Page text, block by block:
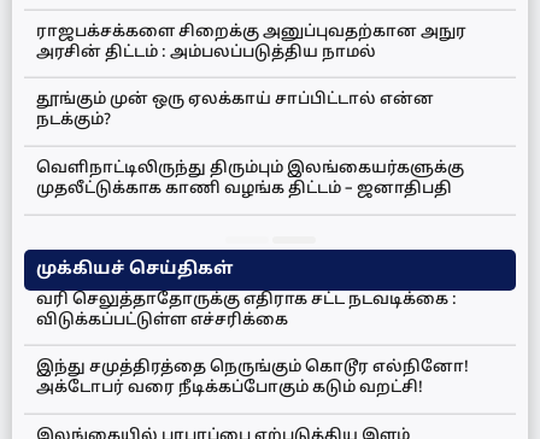
ராஜபக்சக்களை சிறைக்கு அனுப்புவதற்கான அநுர
அரசின் திட்டம் : அம்பலப்படுத்திய நாமல்
தூங்கும் முன் ஒரு ஏலக்காய் சாப்பிட்டால் என்ன
நடக்கும்?
வெளிநாட்டிலிருந்து திரும்பும் இலங்கையர்களுக்கு
முதலீட்டுக்காக காணி வழங்க திட்டம் – ஜனாதிபதி
முக்கியச் செய்திகள்
வரி செலுத்தாதோருக்கு எதிராக சட்ட நடவடிக்கை :
விடுக்கப்பட்டுள்ள எச்சரிக்கை
இந்து சமுத்திரத்தை நெருங்கும் கொடூர எல்நினோ!
அக்டோபர் வரை நீடிக்கப்போகும் கடும் வறட்சி!